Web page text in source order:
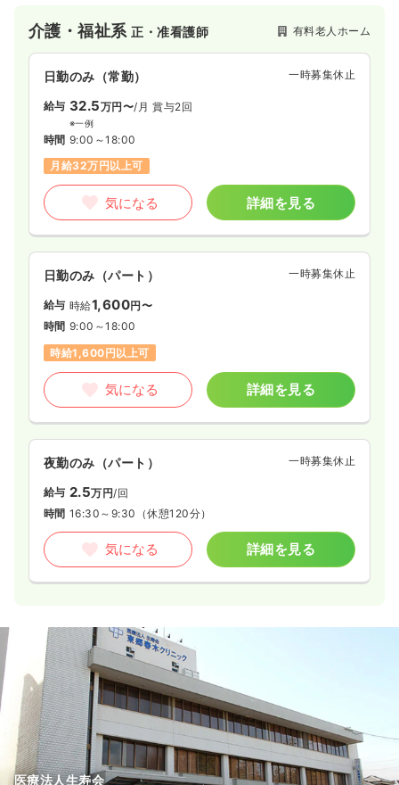
介護・福祉系正・准看護師 有料老人ホーム
日勤のみ（常勤） 一時募集休止
給与 32.5万円〜/月 賞与2回
※一例
時間 9:00～18:00
月給32万円以上可
気になる 詳細を見る
日勤のみ（パート） 一時募集休止
給与 時給1,600円〜
時間 9:00～18:00
時給1,600円以上可
気になる 詳細を見る
夜勤のみ（パート） 一時募集休止
給与 2.5万円/回
時間 16:30～9:30 （休憩120分）
気になる 詳細を見る
医療法人生寿会